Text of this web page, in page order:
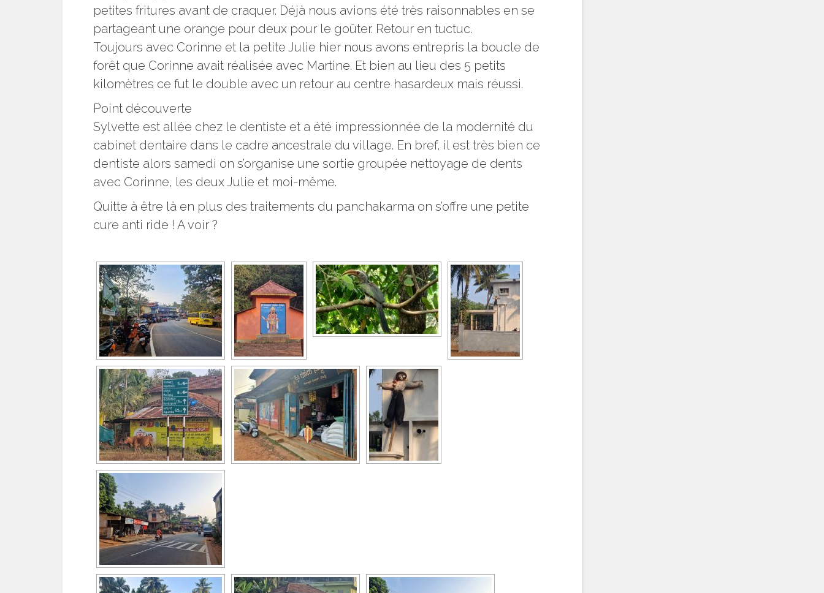
petites fritures avant de craquer. Déjà nous avions été très raisonnables en se
partageant une orange pour deux pour le goûter. Retour en tuctuc.
Toujours avec Corinne et la petite Julie hier nous avons entrepris la boucle de
forêt que Corinne avait réalisée avec Martine. Et bien au lieu des 5 petits
kilomètres ce fut le double avec un retour au centre hasardeux mais réussi.
Point découverte
Sylvette est allée chez le dentiste et a été impressionnée de la modernité du
cabinet dentaire dans le cadre ancestrale du village. En bref, il est très bien ce
dentiste alors samedi on s’organise une sortie groupée nettoyage de dents
avec Corinne, les deux Julie et moi-même.
Quitte à être là en plus des traitements du panchakarma on s’offre une petite
cure anti ride ! A voir ?